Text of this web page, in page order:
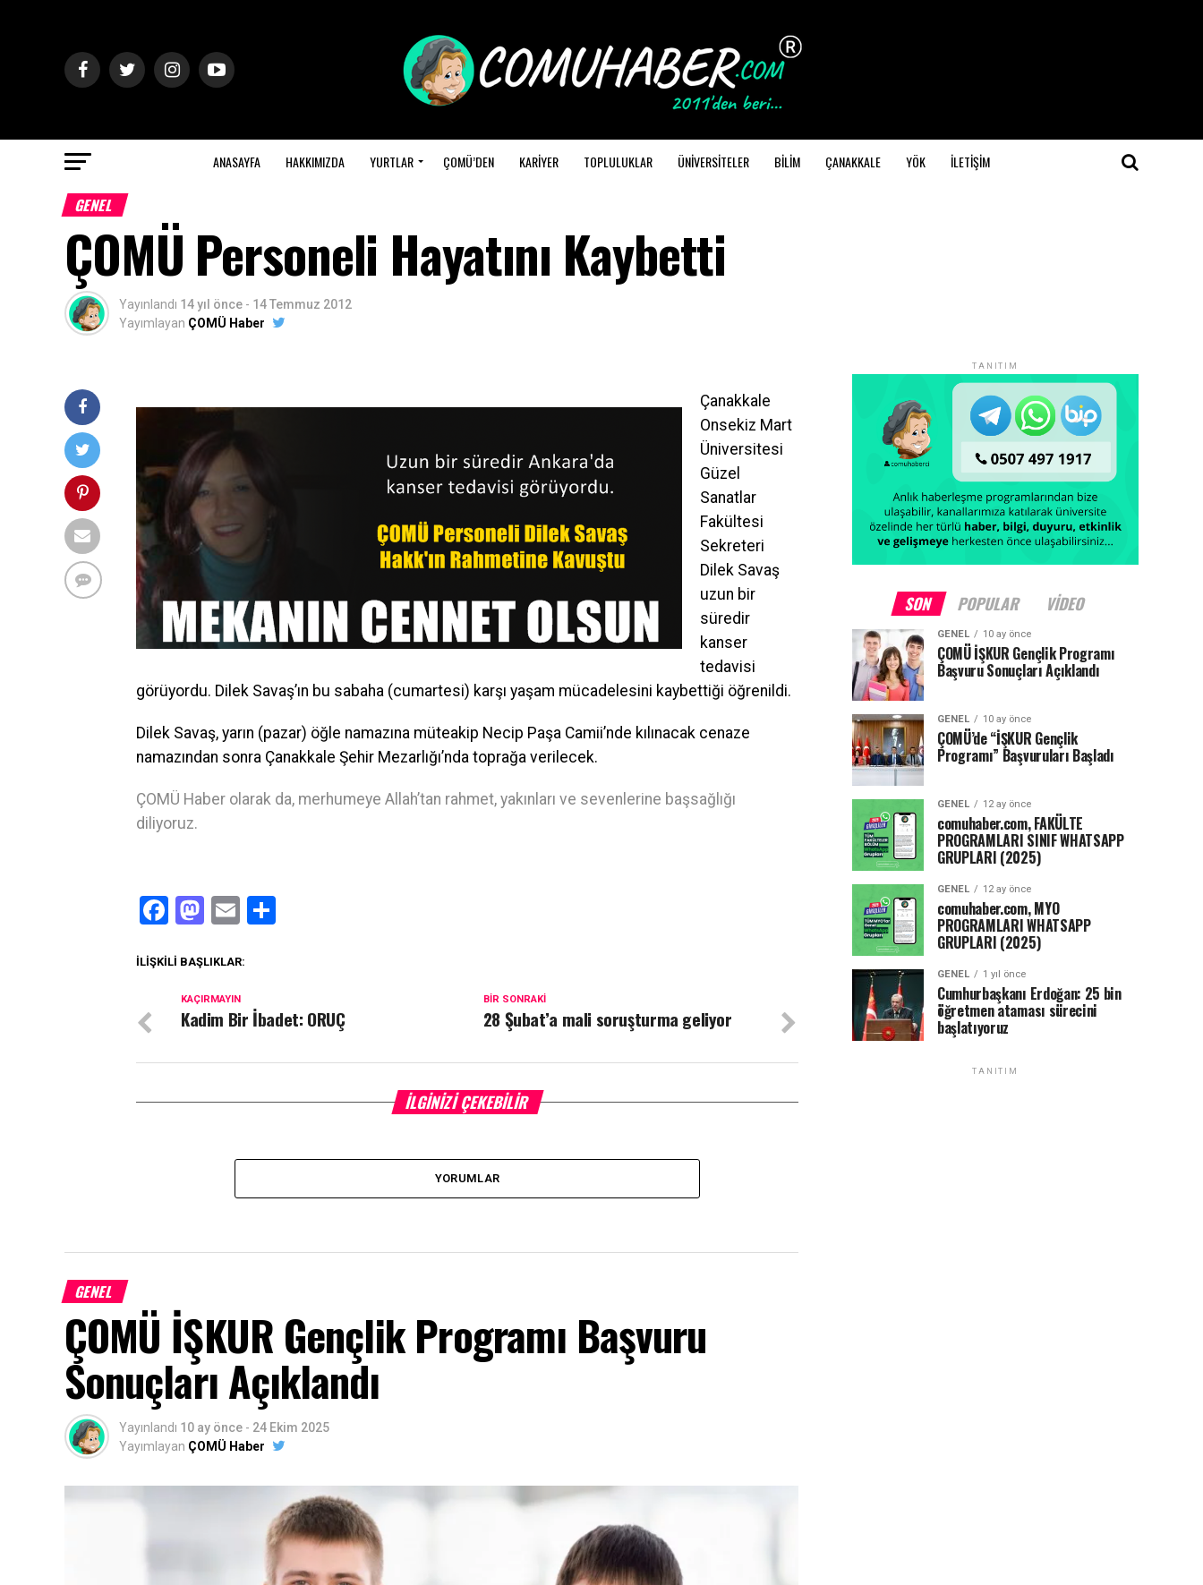
ANASAYFA HAKKIMIZDA YURTLAR ÇOMÜ’DEN KARİYER TOPLULUKLAR ÜNİVERSİTELER BİLİM ÇANAKKALE YÖK İLETİŞİM
GENEL
ÇOMÜ Personeli Hayatını Kaybetti
Yayınlandı 14 yıl önce - 14 Temmuz 2012
Yayımlayan ÇOMÜ Haber
Çanakkale
Onsekiz Mart
Üniversitesi
Güzel
Sanatlar
Fakültesi
Sekreteri
Dilek Savaş
uzun bir
süredir
kanser
tedavisi
görüyordu. Dilek Savaş’ın bu sabaha (cumartesi) karşı yaşam mücadelesini kaybettiği öğrenildi.
Dilek Savaş, yarın (pazar) öğle namazına müteakip Necip Paşa Camii’nde kılınacak cenaze
namazından sonra Çanakkale Şehir Mezarlığı’nda toprağa verilecek.
ÇOMÜ Haber olarak da, merhumeye Allah’tan rahmet, yakınları ve sevenlerine başsağlığı
diliyoruz.
Facebook
Mastodon
Email
İLIŞKILI BAŞLIKLAR:
BIR SONRAKI
28 Şubat’a mali soruşturma geliyor
KAÇIRMAYIN
Kadim Bir İbadet: ORUÇ
İLGINIZI ÇEKEBILIR
YORUMLAR
GENEL
ÇOMÜ İŞKUR Gençlik Programı Başvuru
Sonuçları Açıklandı
Yayınlandı 10 ay önce - 24 Ekim 2025
Yayımlayan ÇOMÜ Haber
TANITIM
SON POPULAR VIDEO
GENEL 10 ay önce
ÇOMÜ İŞKUR Gençlik Programı
Başvuru Sonuçları Açıklandı
GENEL 10 ay önce
ÇOMÜ’de “İŞKUR Gençlik
Programı” Başvuruları Başladı
GENEL 12 ay önce
comuhaber.com, FAKÜLTE
PROGRAMLARI SINIF WHATSAPP
GRUPLARI (2025)
GENEL 12 ay önce
comuhaber.com, MYO
PROGRAMLARI WHATSAPP
GRUPLARI (2025)
GENEL 1 yıl önce
Cumhurbaşkanı Erdoğan: 25 bin
öğretmen ataması sürecini
başlatıyoruz
TANITIM